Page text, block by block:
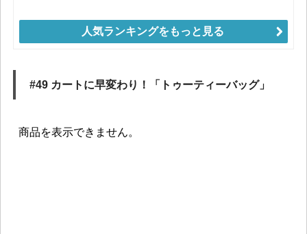
人気ランキングをもっと見る
#49 カートに早変わり！「トゥーティーバッグ」